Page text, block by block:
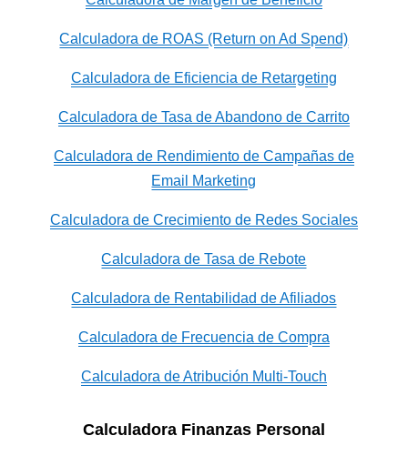
Calculadora de ROAS (Return on Ad Spend)
Calculadora de Eficiencia de Retargeting
Calculadora de Tasa de Abandono de Carrito
Calculadora de Rendimiento de Campañas de
Email Marketing
Calculadora de Crecimiento de Redes Sociales
Calculadora de Tasa de Rebote
Calculadora de Rentabilidad de Afiliados
Calculadora de Frecuencia de Compra
Calculadora de Atribución Multi-Touch
Calculadora Finanzas Personal